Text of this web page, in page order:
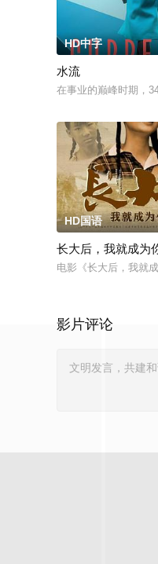
HD中字
水流
在事业的巅峰时期，
HD国语
长大后，我就成为
电影《长大后，我就
影片评论